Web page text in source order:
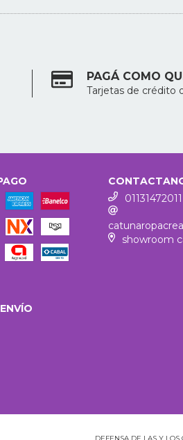
PAGÁ COMO
Tarjetas de crédito
01131472011
showroom